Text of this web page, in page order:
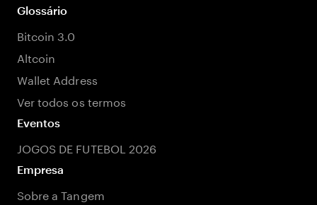
Glossário
Bitcoin 3.0
Altcoin
Wallet Address
Ver todos os termos
Eventos
JOGOS DE FUTEBOL 2026
Empresa
Sobre a Tangem